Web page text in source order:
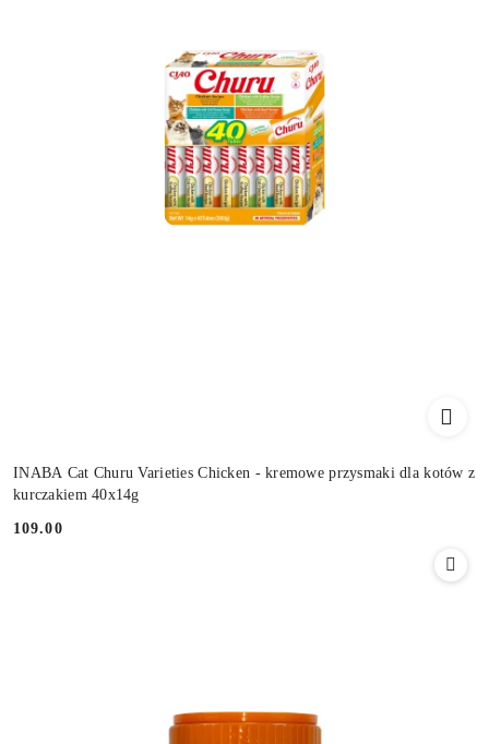
INABA Cat Churu Varieties Chicken - kremowe przysmaki dla kotów z
kurczakiem 40x14g
Cena:
109.00